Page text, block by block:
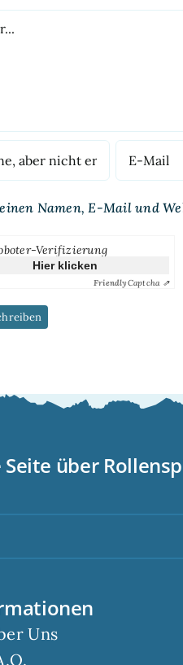
Namen, E-Mail und
Verifizierung
Hier klicken
FriendlyCaptcha ⇗
über
Uns